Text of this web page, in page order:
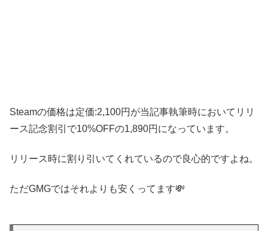
Steamの価格は定価:2,100円が当記事執筆時においてリリ
ース記念割引で10%OFFの1,890円になっています。
リリース時に割り引いてくれているので良心的ですよね。
ただGMGではそれよりも安くってます💸